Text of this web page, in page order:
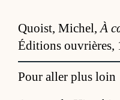
Quoist, Mi­chel,À
Édi­tions ou­vriè­res,
Pour aller plus loin